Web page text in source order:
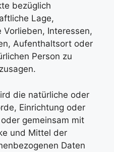
bezüglich
Lage,
Vorlieben, Interessen,
Aufenthaltsort oder
Person zu
die natürliche oder
Einrichtung oder
gemeinsam mit
und Mittel der
Daten